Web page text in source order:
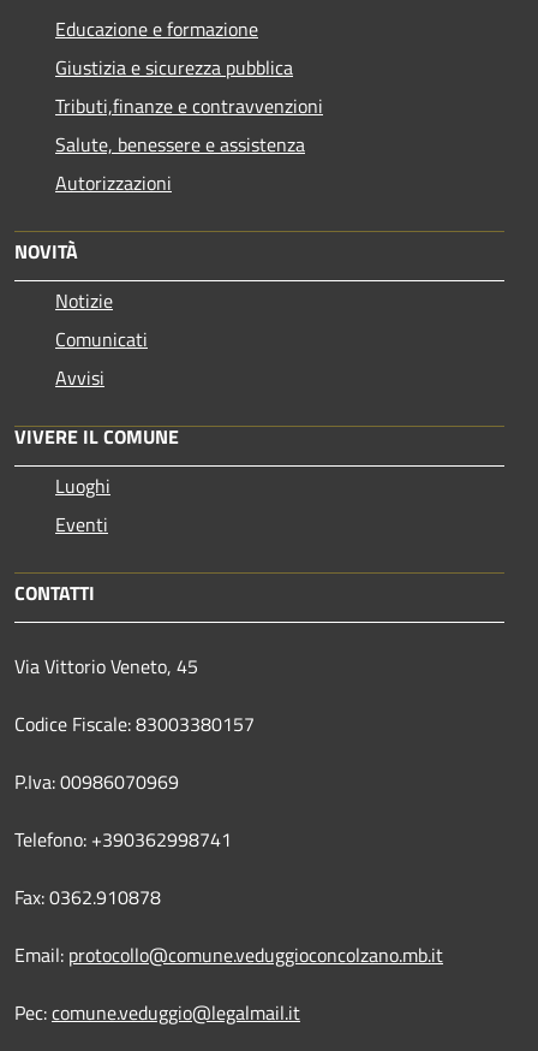
Educazione e formazione
Giustizia e sicurezza pubblica
Tributi,finanze e contravvenzioni
Salute, benessere e assistenza
Autorizzazioni
NOVITÀ
Notizie
Comunicati
Avvisi
VIVERE IL COMUNE
Luoghi
Eventi
CONTATTI
Via Vittorio Veneto, 45
Codice Fiscale: 83003380157
P.Iva: 00986070969
Telefono: +390362998741
Fax: 0362.910878
Email: protocollo@comune.veduggioconcolzano.mb.it
Pec:comune.veduggio@legalmail.it